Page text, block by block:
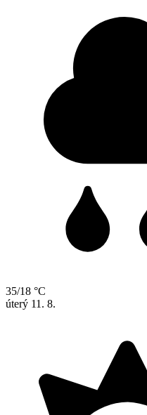
35/18 °C
úterý 11. 8.